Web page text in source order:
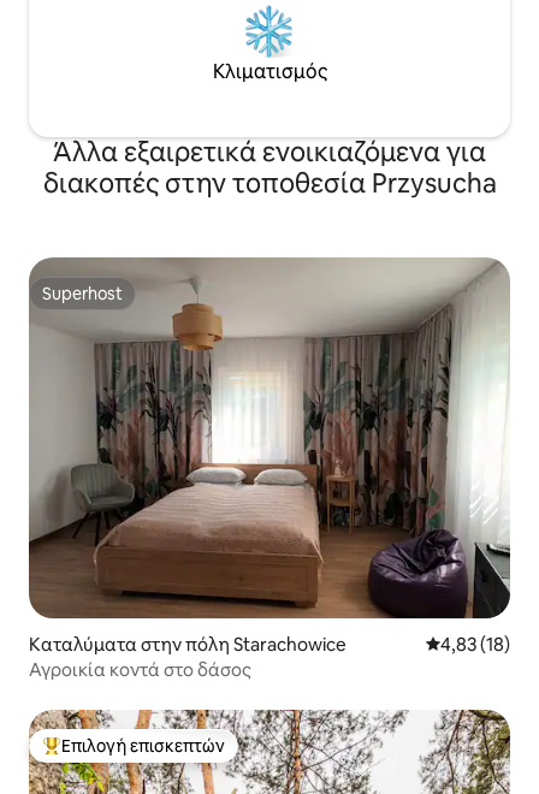
Κλιματισμός
Άλλα εξαιρετικά ενοικιαζόμενα για
διακοπές στην τοποθεσία Przysucha
Superhost
Superhost
Καταλύματα στην πόλη Starachowice Μέση
4,83 (18)
Αγροικία κοντά στο δάσος
Κορυφαία επιλογή επισκεπτών
Επιλογή επισκεπτών